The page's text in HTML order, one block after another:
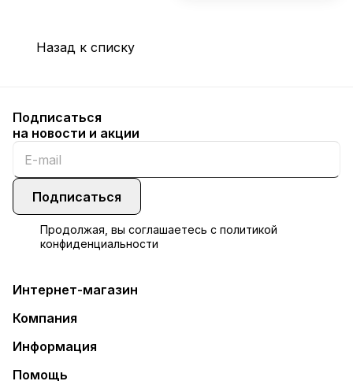
Назад к списку
Подписаться
на новости и акции
Подписаться
Продолжая, вы соглашаетесь с политикой
конфиденциальности
Интернет-магазин
Компания
Информация
Помощь